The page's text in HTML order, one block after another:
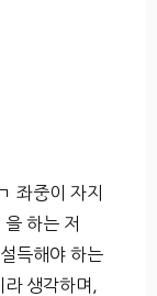
좌중이 자지
하는 저
득해야 하는
라 생각하며,